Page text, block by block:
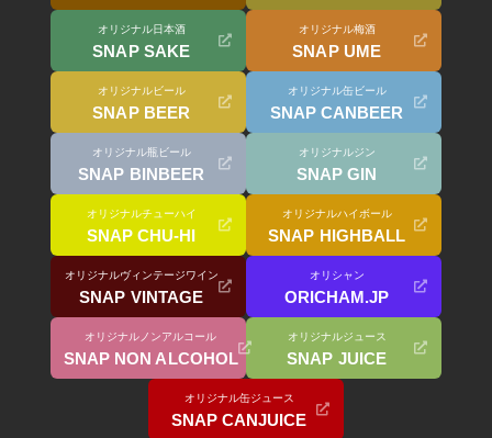
オリジナル日本酒
SNAP SAKE
オリジナル梅酒
SNAP UME
オリジナルビール
SNAP BEER
オリジナル缶ビール
SNAP CANBEER
オリジナル瓶ビール
SNAP BINBEER
オリジナルジン
SNAP GIN
オリジナルチューハイ
SNAP CHU-HI
オリジナルハイボール
SNAP HIGHBALL
オリジナルヴィンテージワイン
SNAP VINTAGE
オリシャン
ORICHAM.JP
オリジナルノンアルコール
SNAP NON ALCOHOL
オリジナルジュース
SNAP JUICE
オリジナル缶ジュース
SNAP CANJUICE